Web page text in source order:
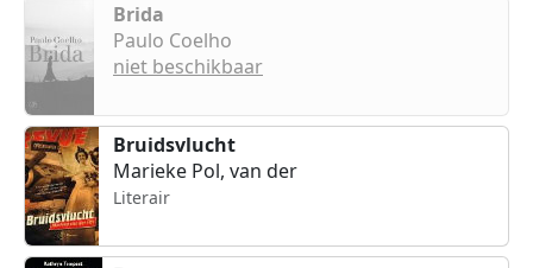
Brida
Paulo Coelho
niet beschikbaar
Bruidsvlucht
Marieke Pol, van der
Literair